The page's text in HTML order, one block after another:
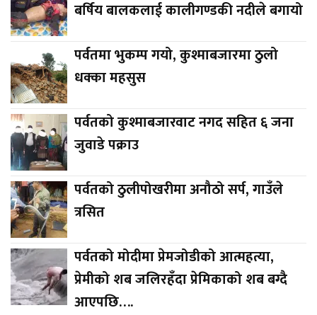
बर्षिय बालकलाई कालीगण्डकी नदीले बगायो
पर्वतमा भुकम्प गयो, कुश्माबजारमा ठुलो
धक्का महसुस
पर्वतको कुश्माबजारवाट नगद सहित ६ जना
जुवाडे पक्राउ
पर्वतको ठुलीपोखरीमा अनौठो सर्प, गाउँले
त्रसित
पर्वतको मोदीमा प्रेमजोडीको आत्महत्या,
प्रेमीको शब जलिरहँदा प्रेमिकाको शब बग्दै
आएपछि….